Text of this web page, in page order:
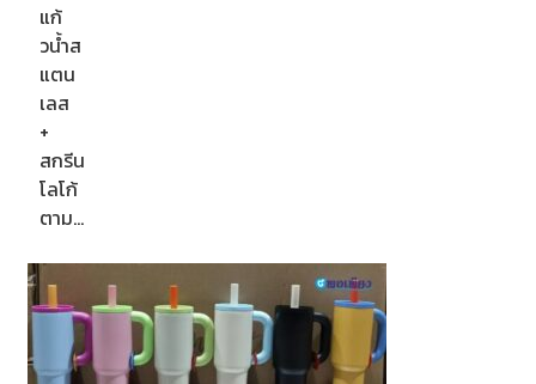
แก้
วน้ำส
แตน
เลส
+
สกรีน
โลโก้
ตาม…